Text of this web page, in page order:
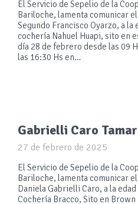
El Servicio de Sepelio de la
Bariloche, lamenta comunicar
Segundo Francisco Oyarzo, a la
cochería Nahuel Huapi, sito en
día 28 de febrero desde las 09
las 16:30 Hs en…
Gabrielli Caro
27 de febrero de 2025
El Servicio de Sepelio de la
Bariloche, lamenta comunicar
Daniela Gabrielli Caro, a la
Cochería Bracco, Sito en Brown